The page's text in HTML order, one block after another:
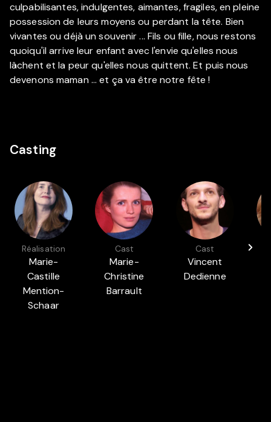
culpabilisantes, indulgentes, aimantes, fragiles, en pleine
possession de leurs moyens ou perdant la tête. Bien
vivantes ou déjà un souvenir ... Fils ou fille, nous restons
quoiqu'il arrive leur enfant avec l'envie qu'elles nous
lâchent et la peur qu'elles nous quittent. Et puis nous
devenons maman ... et ça va être notre fête !
Casting
Réalisation
Marie-
Castille
Mention-
Schaar
Cast
Marie-
Christine
Barrault
Cast
Vincent
Dedienne